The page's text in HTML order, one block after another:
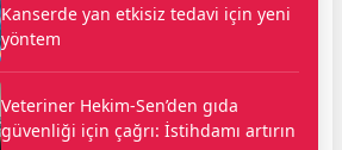
Kanserde yan etkisiz tedavi için yeni
yöntem
Veteriner Hekim-Sen’den gıda
güvenliği için çağrı: İstihdamı artırın